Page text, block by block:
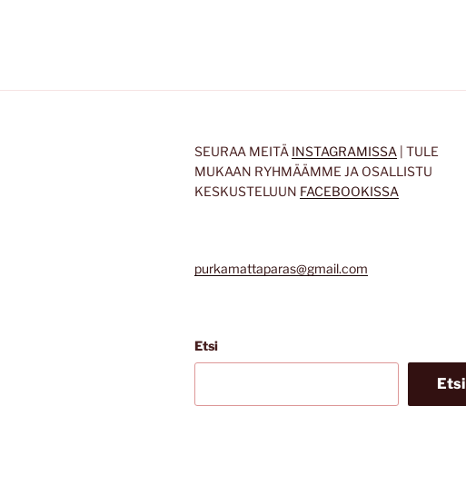
SEURAA MEITÄ INSTAGRAMISSA | TULE
MUKAAN RYHMÄÄMME JA OSALLISTU
KESKUSTELUUN FACEBOOKISSA
purkamattaparas@gmail.com
Etsi
Etsi